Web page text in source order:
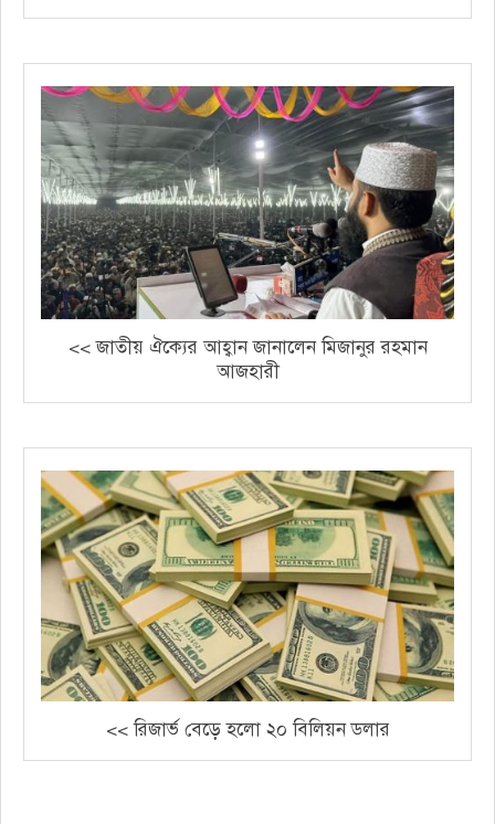
<< জাতীয় ঐক্যের আহ্বান জানালেন মিজানুর রহমান
আজহারী
<< রিজার্ভ বেড়ে হলো ২০ বিলিয়ন ডলার